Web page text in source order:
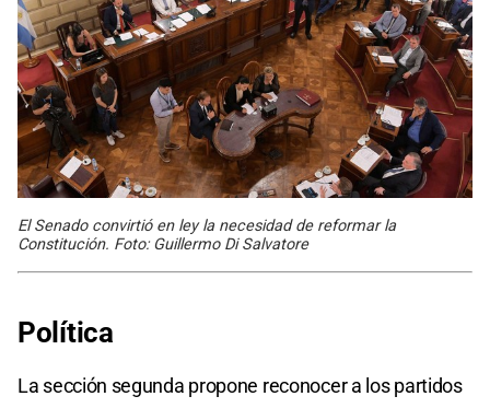
El Senado convirtió en ley la necesidad de reformar la
Constitución. Foto: Guillermo Di Salvatore
Política
La sección segunda propone reconocer a los partidos